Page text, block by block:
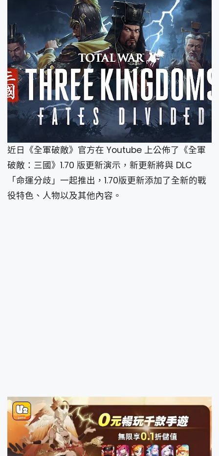
近日《全軍破敵》官方在 Youtube 上公佈了《全軍
破敵：三國》1.70 版更新演示，新更新將與 DLC
「命運分歧」一起推出，1.70版更新添加了全新的戰
役特色、人物以及其他內容。